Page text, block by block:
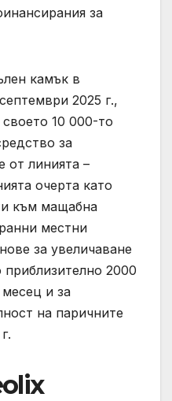
за
камък в
2025 г.,
своето 10 000-то
за
от линията –
очерта като
към мащабна
местни
за увеличаване
2000
и за
на паричните